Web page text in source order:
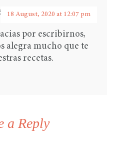
Internacional says:
18 August, 2020 at 12:07 pm
por escribirnos,
alegra mucho que te
recetas.
a Reply